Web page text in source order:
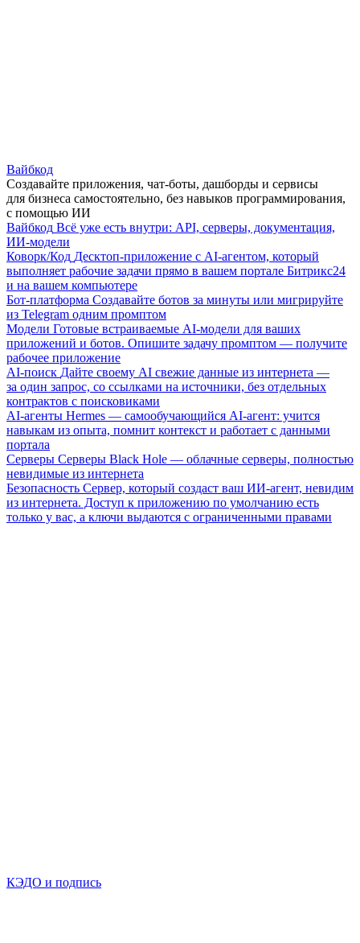
Вайбкод
Создавайте приложения, чат-боты, дашборды и сервисы
для бизнеса самостоятельно, без навыков программирования,
с помощью ИИ
Вайбкод Всё уже есть внутри: API, серверы, документация,
ИИ-модели
Коворк/Код Десктоп-приложение с AI-агентом, который
выполняет рабочие задачи прямо в вашем портале Битрикс24
и на вашем компьютере
Бот-платформа Создавайте ботов за минуты или мигрируйте
из Telegram одним промптом
Модели Готовые встраиваемые AI-модели для ваших
приложений и ботов. Опишите задачу промптом — получите
рабочее приложение
AI-поиск Дайте своему AI свежие данные из интернета —
за один запрос, со ссылками на источники, без отдельных
контрактов с поисковиками
AI-агенты Hermes — самообучающийся AI-агент: учится
навыкам из опыта, помнит контекст и работает с данными
портала
Серверы Серверы Black Hole — облачные серверы, полностью
невидимые из интернета
Безопасность Сервер, который создаст ваш ИИ-агент, невидим
из интернета. Доступ к приложению по умолчанию есть
только у вас, а ключи выдаются с ограниченными правами
КЭДО и подпись